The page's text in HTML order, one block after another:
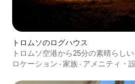
トロムソのログハウス
トロムソ空港から25分の素晴らし
ロケーション · 家族 · アメニティ・